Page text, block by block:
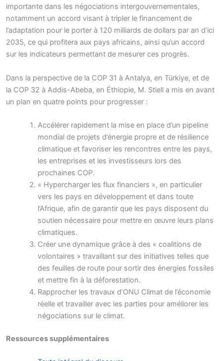
importante dans les négociations intergouvernementales,
notamment un accord visant à tripler le financement de
l’adaptation pour le porter à 120 milliards de dollars par an d’ici
2035, ce qui profitera aux pays africains, ainsi qu’un accord
sur les indicateurs permettant de mesurer ces progrès.
Dans la perspective de la COP 31 à Antalya, en Türkiye, et de
la COP 32 à Addis-Abeba, en Éthiopie, M. Stiell a mis en avant
un plan en quatre points pour progresser :
Accélérer rapidement la mise en place d’un pipeline
mondial de projets d’énergie propre et de résilience
climatique et favoriser les rencontres entre les pays,
les entreprises et les investisseurs lors des
prochaines COP.
« Hypercharger les flux financiers », en particulier
vers les pays en développement et dans toute
l’Afrique, afin de garantir que les pays disposent du
soutien nécessaire pour mettre en œuvre leurs plans
climatiques.
Créer une dynamique grâce à des « coalitions de
volontaires » travaillant sur des initiatives telles que
des feuilles de route pour sortir des énergies fossiles
et mettre fin à la déforestation.
Rapprocher les travaux d’ONU Climat de l’économie
réelle et travailler avec les parties pour améliorer les
négociations sur le climat.
Ressources supplémentaires